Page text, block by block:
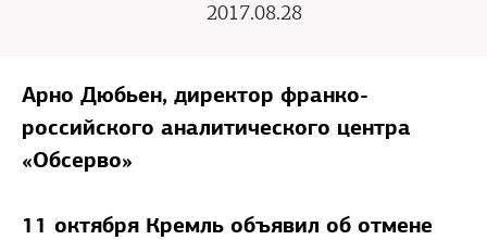
2017.08.28
Арно Дюбьен, директор франко-
российского аналитического центра
«Обсерво»
11 октября Кремль объявил об отмене